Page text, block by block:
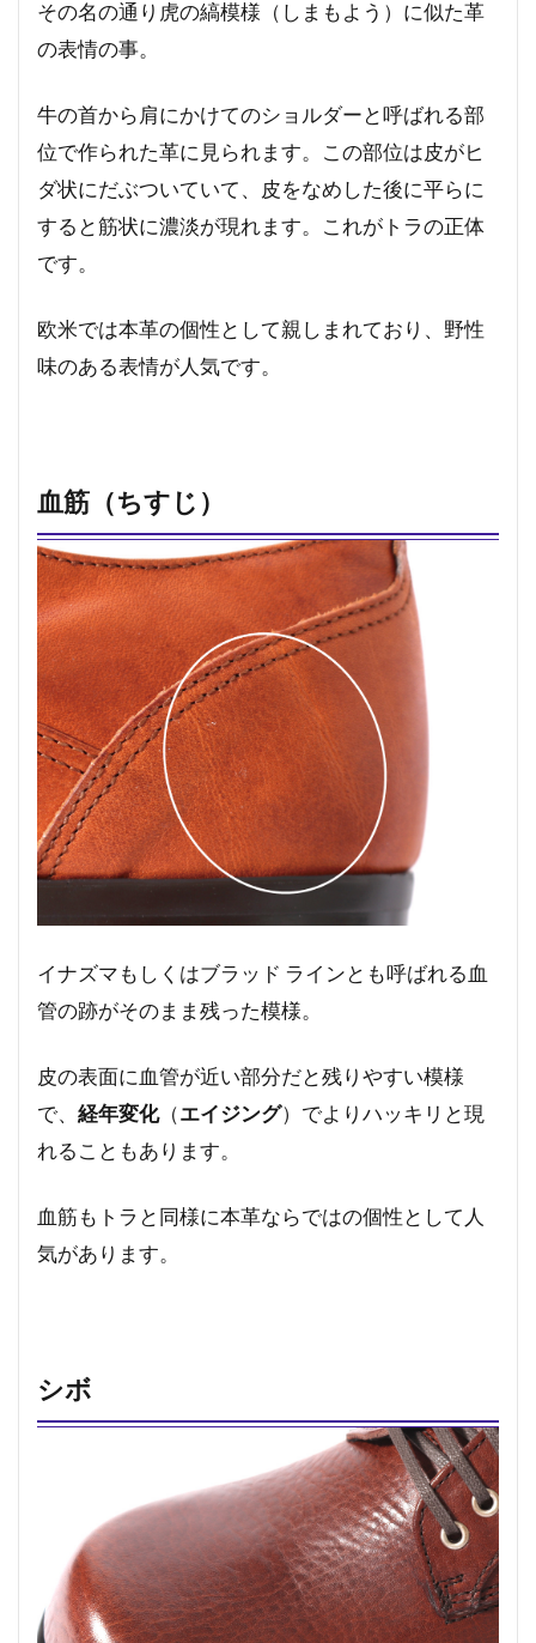
その名の通り虎の縞模様（しまもよう）に似た革
の表情の事。
牛の首から肩にかけてのショルダーと呼ばれる部
位で作られた革に見られます。この部位は皮がヒ
ダ状にだぶついていて、皮をなめした後に平らに
すると筋状に濃淡が現れます。これがトラの正体
です。
欧米では本革の個性として親しまれており、野性
味のある表情が人気です。
血筋（ちすじ）
イナズマもしくはブラッド ラインとも呼ばれる血
管の跡がそのまま残った模様。
皮の表面に血管が近い部分だと残りやすい模様
で、 経年変化（エイジング）でよりハッキリと現
れることもあります。
血筋もトラと同様に本革ならではの個性として人
気があります。
シボ